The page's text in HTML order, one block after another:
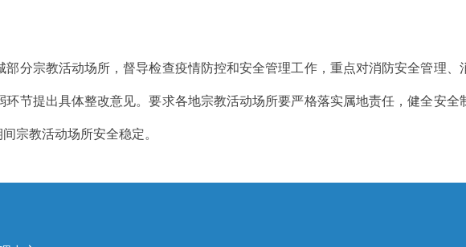
宗教活动场所，督导检查疫情防控和安全管理工作，重点对消防安全管理、
节提出具体整改意见。要求各地宗教活动场所要严格落实属地责任，健全安全
宗教活动场所安全稳定。